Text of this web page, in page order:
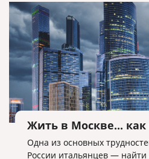
аспектах данных процедур.
Жить в Москве...
Одна из основных
России итальянцев — найти